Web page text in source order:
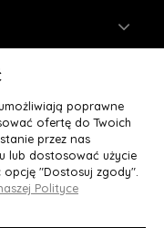
poprawne
ofertę do Twoich
przez nas
lub dostosować użycie
"Dostosuj zgody".
Polityce